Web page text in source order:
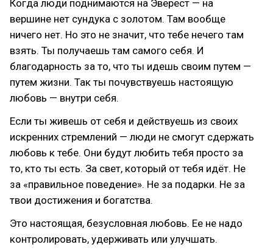
Когда люди поднимаются на Эверест — на
вершине нет сундука с золотом. Там вообще
ничего нет. Но это не значит, что тебе нечего там
взять. Ты получаешь там самого себя. И
благодарность за то, что ты идешь своим путем —
путем жизни. Так ты почувствуешь настоящую
любовь — внутри себя.
Если ты живешь от себя и действуешь из своих
искренних стремлений — люди не смогут сдержать
любовь к тебе. Они будут любить тебя просто за
то, кто ты есть. За свет, который от тебя идёт. Не
за «правильное поведение». Не за подарки. Не за
твои достижения и богатства.
Это настоящая, безусловная любовь. Ее не надо
контролировать, удерживать или улучшать.